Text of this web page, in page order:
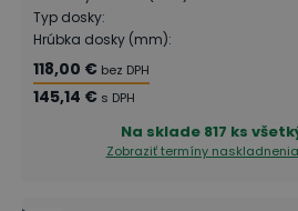
Typ dosky:
Hrúbka dosky (mm):
118,00 € bez DPH
145,14 € s DPH
Na sklade 817 ks
Zobraziť termíny naskladnenia